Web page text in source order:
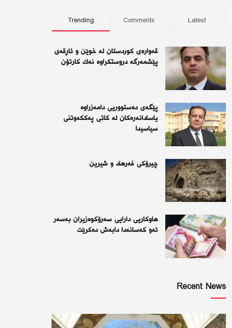
Trending Comments Latest
قەوارەی كوردستان لە خوێن و ئاڕقەی
پێشمەرگە دروستكراوە نەك كارتۆن
پێگەی دەستووریی دامەزراوە
یاسادانەرەكان لە كاتی پەككەوتنی
سیاسیدا
چیرۆكی فەرهاد و شیرین
هاوکاریی دارایی سەرۆکوەزیران بەسەر
ئەو كەسانەدا دابەش دەکرێت
Recent News